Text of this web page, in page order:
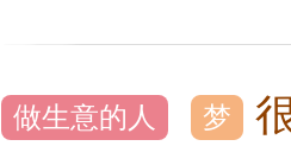
做生意的人 梦